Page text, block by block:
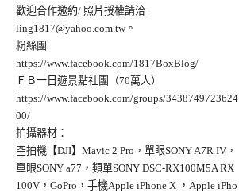
歡迎合作邀約/ 照片授權請洽:
ling1817@yahoo.com.tw。
粉絲團
https://www.facebook.com/1817BoxBlog/
ＦＢ一日遊景點社團（70萬人）
https://www.facebook.com/groups/3438749723624
00/
拍攝器材：
空拍機【DJI】Mavic 2 Pro，單眼SONY A7R IV，
單眼SONY a77，類單SONY DSC-RX100M5A RX
100V，GoPro，手機Apple iPhone X ，Apple iPho